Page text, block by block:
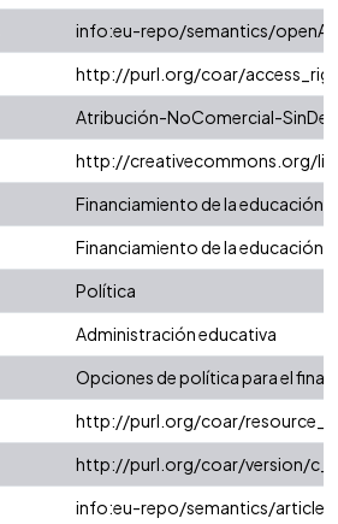
info:eu-repo/semantics/
http://purl.org/coar/
Atribución-NoComercial-
http://creativecommons.org/
Financiamiento de la educación
Financiamiento de la educación
Política
Administración educativa
Opciones de política para el
http://purl.org/coar/
http://purl.org/coar/version/
info:eu-repo/semantics/article